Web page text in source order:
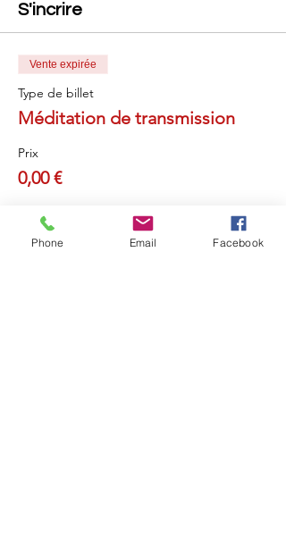
S'incrire
Vente expirée
Type de billet
Méditation de transmission
Prix
0,00 €
Phone Email Facebook